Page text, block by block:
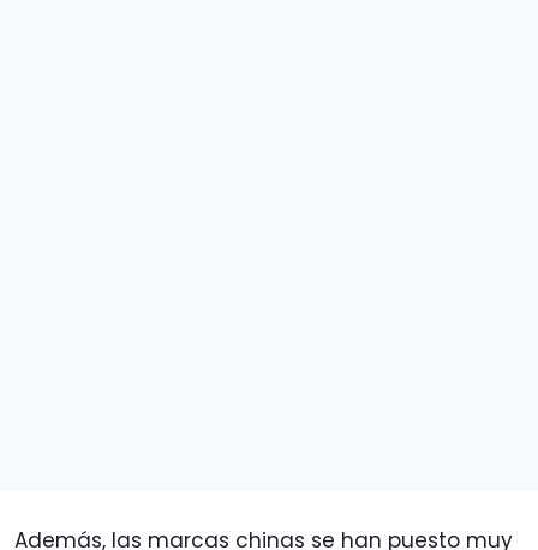
Además, las marcas chinas se han puesto muy